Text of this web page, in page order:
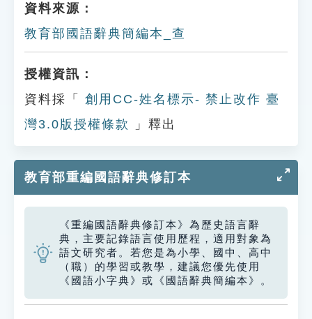
資料來源：
教育部國語辭典簡編本_查
授權資訊：
資料採「
創用CC-姓名標示- 禁止改作 臺
灣3.0版授權條款
」釋出
教育部重編國語辭典修訂本
《重編國語辭典修訂本》為歷史語言辭
典，主要記錄語言使用歷程，適用對象為
語文研究者。若您是為小學、國中、高中
（職）的學習或教學，建議您優先使用
《國語小字典》或《國語辭典簡編本》。